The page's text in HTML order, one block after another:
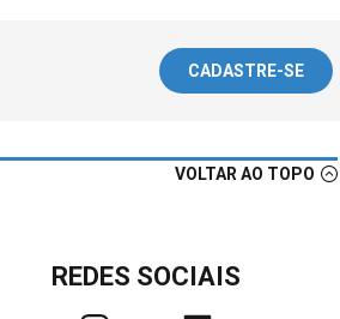
CADASTRE-SE
VOLTAR AO TOPO
REDES SOCIAIS